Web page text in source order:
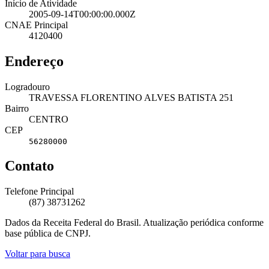
Início de Atividade
2005-09-14T00:00:00.000Z
CNAE Principal
4120400
Endereço
Logradouro
TRAVESSA FLORENTINO ALVES BATISTA 251
Bairro
CENTRO
CEP
56280000
Contato
Telefone Principal
(87) 38731262
Dados da Receita Federal do Brasil. Atualização periódica conforme
base pública de CNPJ.
Voltar para busca